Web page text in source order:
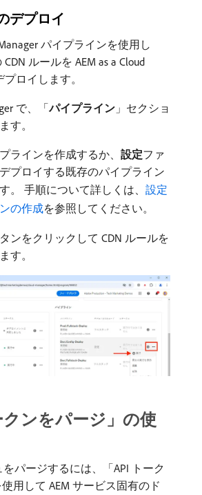
デプロイ
パイプラインを使用し
ルールを AEM as a Cloud
ロイします。
で、「パイプライン 」セクショ
す。
ラインを作成するか、 設定​ファ
プロイする既存のパイプライン
。 手順について詳しくは、 設定
の作成を参照してください。
ンをクリックして CDN ルールを
す。
クンをパージ」の使
をパージするには、「API トーク
用して AEM サービス固有のド